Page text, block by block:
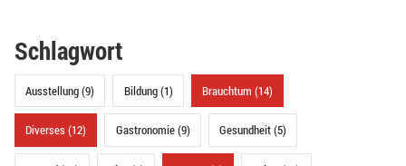
Schlagwort
Ausstellung (9) Bildung (1) Brauchtum (14)
Diverses (12) Gastronomie (9) Gesundheit (5)